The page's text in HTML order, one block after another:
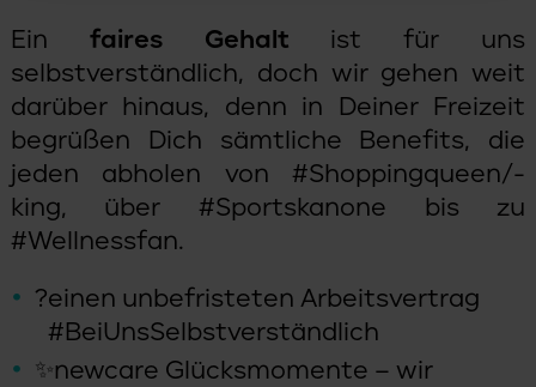
Ein faires Gehalt ist für uns
selbstverständlich, doch wir gehen weit
darüber hinaus, denn in Deiner Freizeit
begrüßen Dich sämtliche Benefits, die
jeden abholen von #Shoppingqueen/-
king, über #Sportskanone bis zu
#Wellnessfan.